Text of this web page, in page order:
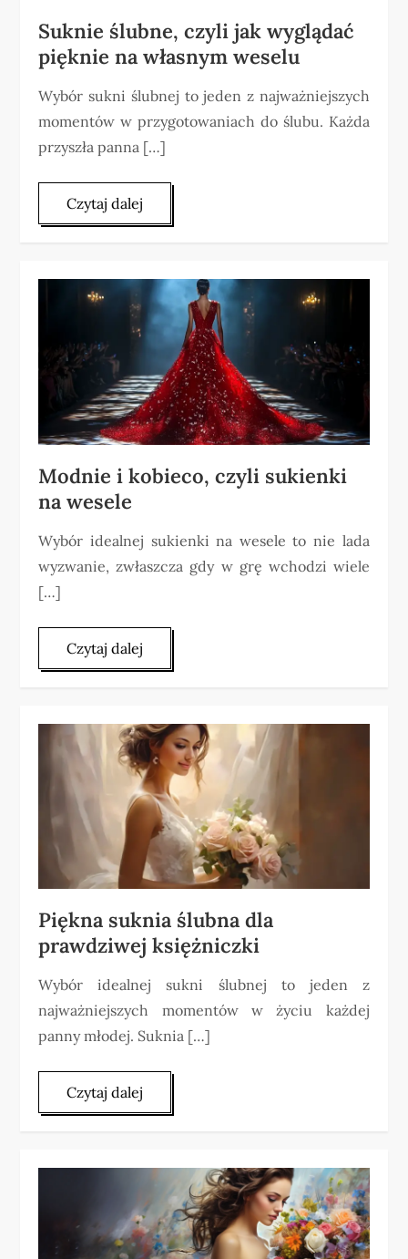
Suknie ślubne, czyli jak wyglądać
pięknie na własnym weselu
Wybór sukni ślubnej to jeden z najważniejszych
momentów w przygotowaniach do ślubu. Każda
przyszła panna […]
Czytaj dalej
Modnie i kobieco, czyli sukienki
na wesele
Wybór idealnej sukienki na wesele to nie lada
wyzwanie, zwłaszcza gdy w grę wchodzi wiele
[…]
Czytaj dalej
Piękna suknia ślubna dla
prawdziwej księżniczki
Wybór idealnej sukni ślubnej to jeden z
najważniejszych momentów w życiu każdej
panny młodej. Suknia […]
Czytaj dalej